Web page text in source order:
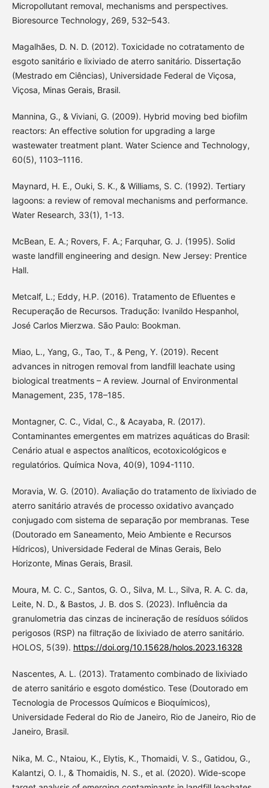
Micropollutant removal, mechanisms and perspectives.
Bioresource Technology, 269, 532–543.
Magalhães, D. N. D. (2012). Toxicidade no cotratamento de
esgoto sanitário e lixiviado de aterro sanitário. Dissertação
(Mestrado em Ciências), Universidade Federal de Viçosa,
Viçosa, Minas Gerais, Brasil.
Mannina, G., & Viviani, G. (2009). Hybrid moving bed biofilm
reactors: An effective solution for upgrading a large
wastewater treatment plant. Water Science and Technology,
60(5), 1103–1116.
Maynard, H. E., Ouki, S. K., & Williams, S. C. (1992). Tertiary
lagoons: a review of removal mechanisms and performance.
Water Research, 33(1), 1-13.
McBean, E. A.; Rovers, F. A.; Farquhar, G. J. (1995). Solid
waste landfill engineering and design. New Jersey: Prentice
Hall.
Metcalf, L.; Eddy, H.P. (2016). Tratamento de Efluentes e
Recuperação de Recursos. Tradução: Ivanildo Hespanhol,
José Carlos Mierzwa. São Paulo: Bookman.
Miao, L., Yang, G., Tao, T., & Peng, Y. (2019). Recent
advances in nitrogen removal from landfill leachate using
biological treatments – A review. Journal of Environmental
Management, 235, 178–185.
Montagner, C. C., Vidal, C., & Acayaba, R. (2017).
Contaminantes emergentes em matrizes aquáticas do Brasil:
Cenário atual e aspectos analíticos, ecotoxicológicos e
regulatórios. Química Nova, 40(9), 1094-1110.
Moravia, W. G. (2010). Avaliação do tratamento de lixiviado de
aterro sanitário através de processo oxidativo avançado
conjugado com sistema de separação por membranas. Tese
(Doutorado em Saneamento, Meio Ambiente e Recursos
Hídricos), Universidade Federal de Minas Gerais, Belo
Horizonte, Minas Gerais, Brasil.
Moura, M. C. C., Santos, G. O., Silva, M. L., Silva, R. A. C. da,
Leite, N. D., & Bastos, J. B. dos S. (2023). Influência da
granulometria das cinzas de incineração de resíduos sólidos
perigosos (RSP) na filtração de lixiviado de aterro sanitário.
HOLOS, 5(39). https://doi.org/10.15628/holos.2023.16328
Nascentes, A. L. (2013). Tratamento combinado de lixiviado
de aterro sanitário e esgoto doméstico. Tese (Doutorado em
Tecnologia de Processos Químicos e Bioquímicos),
Universidade Federal do Rio de Janeiro, Rio de Janeiro, Rio de
Janeiro, Brasil.
Nika, M. C., Ntaiou, K., Elytis, K., Thomaidi, V. S., Gatidou, G.,
Kalantzi, O. I., & Thomaidis, N. S., et al. (2020). Wide-scope